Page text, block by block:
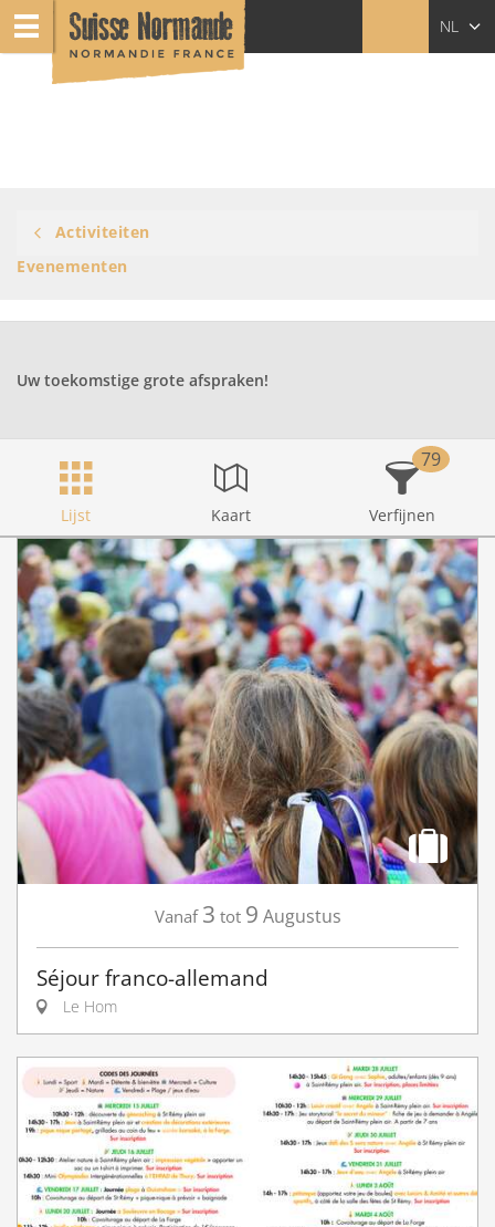
NL
Activiteiten
Evenementen
Uw toekomstige grote afspraken!
Lijst Kaart Verfijnen
79
Vanaf 3 tot 9 Augustus
Séjour franco-allemand
Le Hom